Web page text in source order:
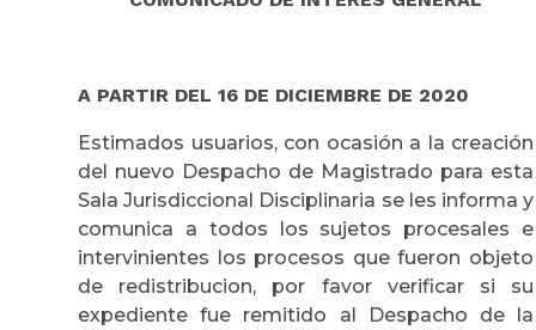
A PARTIR DEL 16 DE DICIEMBRE DE 2020
Estimados usuarios, con ocasión a la creación
del nuevo Despacho de Magistrado para esta
Sala Jurisdiccional Disciplinaria se les informa y
comunica a todos los sujetos procesales e
intervinientes los procesos que fueron objeto
de redistribucion, por favor verificar si su
expediente fue remitido al Despacho de la